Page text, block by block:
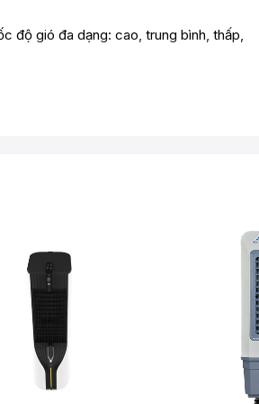
độ gió đa dạng: cao, trung bình, thấp,
thời tạo ra không khí mát mẻ ngay